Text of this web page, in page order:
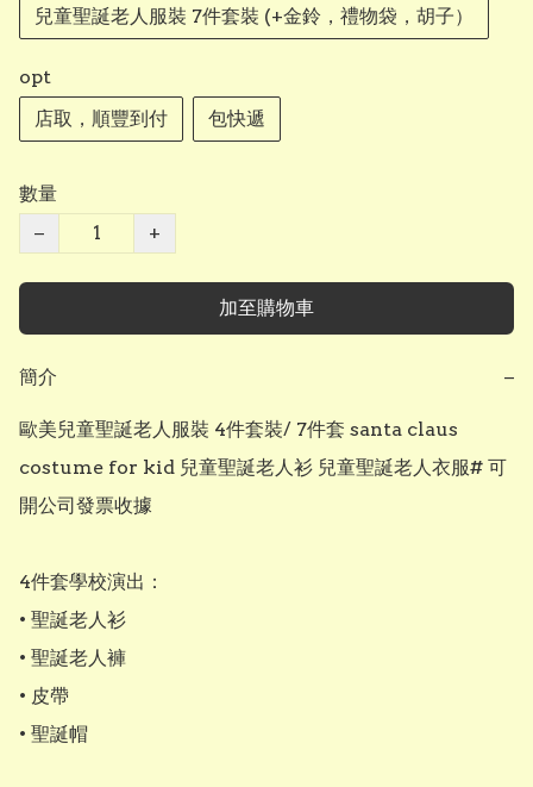
兒童聖誕老人服裝 7件套裝 (+金鈴，禮物袋，胡子）
opt
店取，順豐到付
包快遞
數量
−
+
加至購物車
簡介 −
歐美兒童聖誕老人服裝 4件套裝/ 7件套 santa claus
costume for kid 兒童聖誕老人衫 兒童聖誕老人衣服# 可
開公司發票收據
4件套學校演出：
• 聖誕老人衫
• 聖誕老人褲
• 皮帶
• 聖誕帽